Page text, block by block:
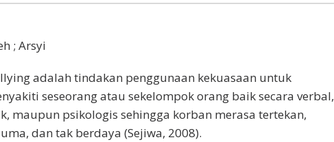
; Arsyi
adalah tindakan penggunaan kekuasaan untuk
seseorang atau sekelompok orang baik secara verbal,
maupun psikologis sehingga korban merasa tertekan,
dan tak berdaya (Sejiwa, 2008).